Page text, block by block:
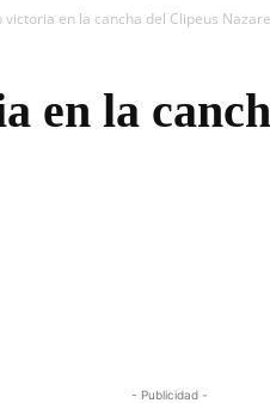
victoria en la cancha del Clipeus
en la
- Publicidad -